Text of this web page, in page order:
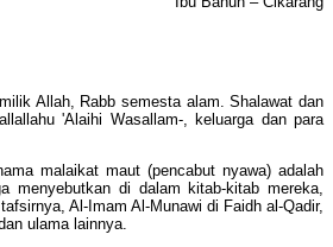
Allah, Rabb semesta alam. Shalawat dan
'Alaihi Wasallam-, keluarga dan para
malaikat maut (pencabut nyawa) adalah
menyebutkan di dalam kitab-kitab mereka,
Al-Imam Al-Munawi di Faidh al-Qadir,
ulama lainnya.